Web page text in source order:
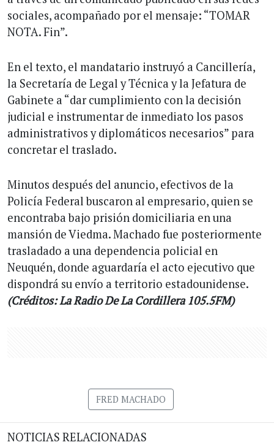
sociales, acompañado por el mensaje: “TOMAR
NOTA. Fin”.
En el texto, el mandatario instruyó a Cancillería,
la Secretaría de Legal y Técnica y la Jefatura de
Gabinete a “dar cumplimiento con la decisión
judicial e instrumentar de inmediato los pasos
administrativos y diplomáticos necesarios” para
concretar el traslado.
Minutos después del anuncio, efectivos de la
Policía Federal buscaron al empresario, quien se
encontraba bajo prisión domiciliaria en una
mansión de Viedma. Machado fue posteriormente
trasladado a una dependencia policial en
Neuquén, donde aguardaría el acto ejecutivo que
dispondrá su envío a territorio estadounidense.
(Créditos: La Radio De La Cordillera 105.5FM)
FRED MACHADO
NOTICIAS RELACIONADAS